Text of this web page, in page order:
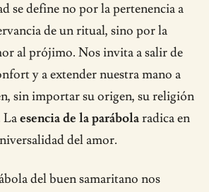
se define no por la pertenencia a
de un ritual, sino por la
al prójimo. Nos invita a salir de
y a extender nuestra mano a
sin importar su origen, su religión
Laesencia de la parábolaradica en
del amor.
del buen samaritano nos